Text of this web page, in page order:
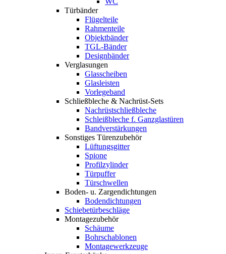
Türbänder
Flügelteile
Rahmenteile
Objektbänder
TGL-Bänder
Designbänder
Verglasungen
Glasscheiben
Glasleisten
Vorlegeband
Schließbleche & Nachrüst-Sets
Nachrüstschließbleche
Schleißbleche f. Ganzglastüren
Bandverstärkungen
Sonstiges Türenzubehör
Lüftungsgitter
Spione
Profilzylinder
Türpuffer
Türschwellen
Boden- u. Zargendichtungen
Bodendichtungen
Schiebetürbeschläge
Montagezubehör
Schäume
Bohrschablonen
Montagewerkzeuge